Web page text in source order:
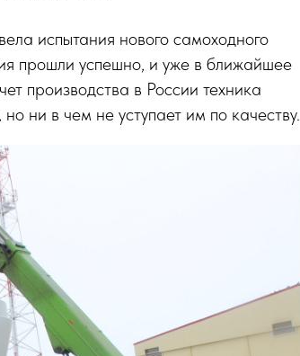
испытания нового самоходного
прошли успешно, и уже в ближайшее
производства в России техника
ни в чем не уступает им по качеству.